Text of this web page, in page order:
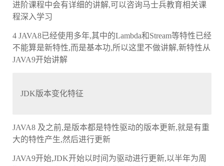
进阶课程中会有详细的讲解,可以咨询马士兵教育相关课
程深入学习
4 JAVA8已经使用多年,其中的Lambda和Stream等特性已经
不能算是新特性,而是基本功,所以这里不做讲解,新特性从
JAVA9开始讲解
JDK版本变化特征
JAVA8 及之前,是版本都是特性驱动的版本更新,就是有重
大的特性产生,然后进行更新
JAVA9开始,JDK开始以时间为驱动进行更新,以半年为周